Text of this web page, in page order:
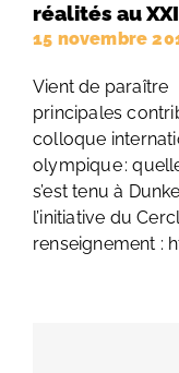
réalités au
15 novembre
Vient de
principales
colloque
olympique :
s’est tenu à
l’initiative du
renseignement :